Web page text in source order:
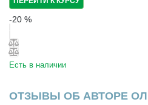
-20 %
Есть в наличии
ОТЗЫВЫ ОБ АВТОРЕ